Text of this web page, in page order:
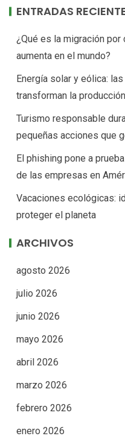
ENTRADAS
¿Qué es la migración
aumenta en el mundo?
Energía solar y eólica:
transforman la
Turismo responsable
pequeñas acciones que
El phishing pone a
de las empresas en
Vacaciones ecológicas:
proteger el planeta
ARCHIVOS
agosto 2026
julio 2026
junio 2026
mayo 2026
abril 2026
marzo 2026
febrero 2026
enero 2026